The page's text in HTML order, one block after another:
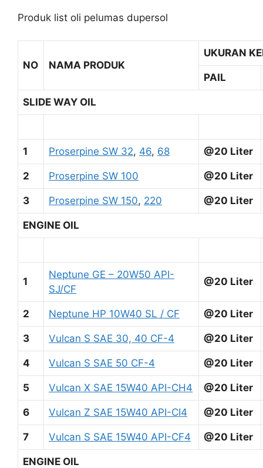
Produk list oli pelumas dupersol
NO NAMA PRODUK
UKURAN
PAIL
SLIDE WAY OIL
1 Proserpine SW 32, 46, 68 @20 Liter
2 Proserpine SW 100 @20 Liter
3 Proserpine SW 150, 220 @20 Liter
ENGINE OIL
1
Neptune GE – 20W50 API-
SJ/CF
@20 Liter
2 Neptune HP 10W40 SL / CF @20 Liter
3 Vulcan S SAE 30, 40 CF-4 @20 Liter
4 Vulcan S SAE 50 CF-4 @20 Liter
5 Vulcan X SAE 15W40 API-CH4 @20 Liter
6 Vulcan Z SAE 15W40 API-CI4 @20 Liter
7 Vulcan S SAE 15W40 API-CF4 @20 Liter
ENGINE OIL